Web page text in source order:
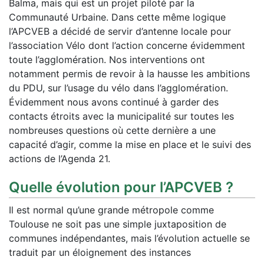
Balma, mais qui est un projet piloté par la
Communauté Urbaine. Dans cette même logique
l’APCVEB a décidé de servir d’antenne locale pour
l’association Vélo dont l’action concerne évidemment
toute l’agglomération. Nos interventions ont
notamment permis de revoir à la hausse les ambitions
du PDU, sur l’usage du vélo dans l’agglomération.
Évidemment nous avons continué à garder des
contacts étroits avec la municipalité sur toutes les
nombreuses questions où cette dernière a une
capacité d’agir, comme la mise en place et le suivi des
actions de l’Agenda 21.
Quelle évolution pour l’APCVEB ?
Il est normal qu’une grande métropole comme
Toulouse ne soit pas une simple juxtaposition de
communes indépendantes, mais l’évolution actuelle se
traduit par un éloignement des instances